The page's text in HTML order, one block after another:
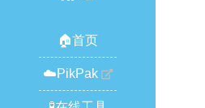
🏠首页
☁️PikPak